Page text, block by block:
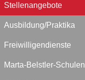
Stellenangebote
Ausbildung/Praktika
Freiwilligendienste
Marta-Belstler-Schulen